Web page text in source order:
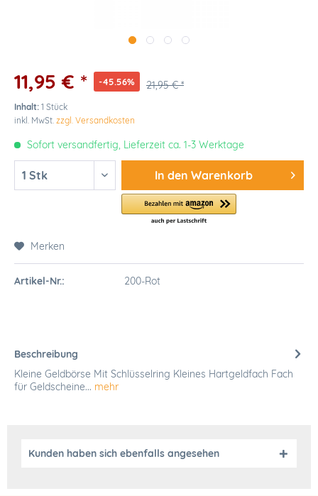
11,95 € * -45.56% 21,95 € *
Inhalt: 1 Stück
inkl. MwSt. zzgl. Versandkosten
Sofort versandfertig, Lieferzeit ca. 1-3 Werktage
In den Warenkorb
Merken
Artikel-Nr.: 200-Rot
Beschreibung
Kleine Geldbörse Mit Schlüsselring Kleines Hartgeldfach Fach
für Geldscheine... mehr
Kunden haben sich ebenfalls angesehen